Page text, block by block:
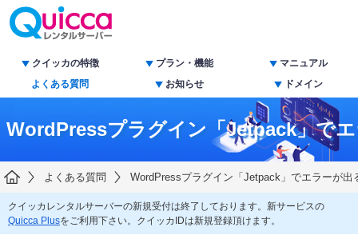
クイッカの特徴 プラン・機能
マニュアル
よくある質問
お知らせ ドメイン
WordPressプラグイン「Jetpack」で
よくある質問 WordPressプラグイン「Jetpack」でエラーが出
クイッカレンタルサーバーの新規受付は終了しております。新サービスの
Quicca Plusをご利用下さい。クイッカIDは新規登録頂けます。